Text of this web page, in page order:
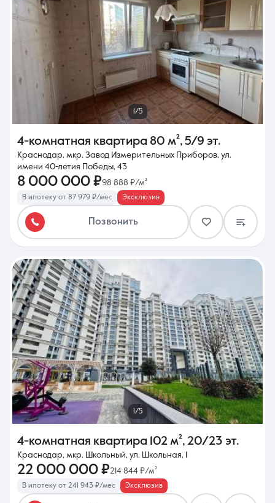
1/5
4-комнатная квартира 80 м², 5/9 эт.
Краснодар, мкр. Завод Измерительных Приборов, ул.
имени 40-летия Победы, 43
8 000 000 ₽98 888 ₽/м²
В ипотеку от 87 979 ₽/мес Эксклюзив
Позвонить
1/5
4-комнатная квартира 102 м², 20/23 эт.
Краснодар, мкр. Школьный, ул. Школьная, 1
22 000 000 ₽214 844 ₽/м²
В ипотеку от 241 943 ₽/мес Эксклюзив